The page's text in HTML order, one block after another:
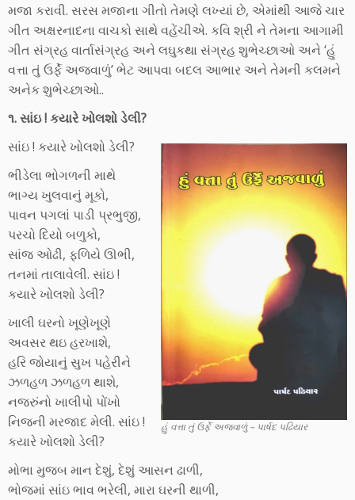
મજા કરાવી. સરસ મજાના ગીતો તેમણે લખ્યાં છે, એમાંથી આજે ચાર
ગીત અક્ષરનાદના વાચકો સાથે વહેંચીએ. કવિ શ્રી ને તેમના આગામી
ગીત સંગ્રહ વાર્તાસંગ્રહ અને લઘુકથા સંગ્રહ શુભેચ્છાઓ અને ‘હું
વત્તા તું ઉર્ફે અજવાળું’ ભેટ આપવા બદલ આભાર અને તેમની કલમને
અનેક શુભેચ્છાઓ..
૧. સાંઇ ! કયારે ખોલશો ડેલી?
હું વત્તા તું ઉર્ફે અજવાળું – પાર્ષદ પઢિયાર
સાંઇ ! કયારે ખોલશો ડેલી?
ભીડેલા ભોગળની માથે
ભાગ્ય ખુલવાનું મૂકો,
પાવન પગલાં પાડી પ્રભુજી,
પરચો દિયો બળુકો,
સાંજ ઓઢી, ફળિયે ઊભી,
તનમાં તાલાવેલી. સાંઇ !
કયારે ખોલશો ડેલી?
ખાલી ઘરનો ખૂણેખૂણે
અવસર થઇ હરખાશે,
હરિ જોયાનું સુખ પહેરીને
ઝળહળ ઝળહળ થાશે,
નજરુંનો ખાલીપો પોંખો
નિજની મરજાદ મેલી. સાંઇ !
કયારે ખોલશો ડેલી?
મોભા મુજબ માન દેશું, દેશું આસન ઢાળી,
ભોજમાં સાંઇ ભાવ ભરેલી, મારા ઘરની થાળી,